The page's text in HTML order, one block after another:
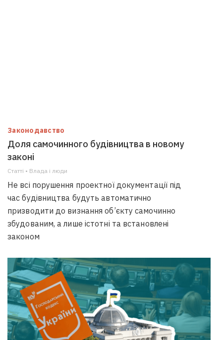
Законодавство
Доля самочинного будівництва в новому
законі
Статті • Влада i люди
Не всі порушення проектної документації під
час будівництва будуть автоматично
призводити до визнання об’єкту самочинно
збудованим, а лише істотні та встановлені
законом